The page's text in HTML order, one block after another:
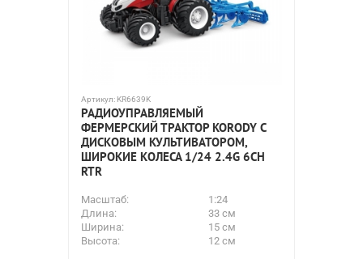
Артикул: KR6639K
РАДИОУПРАВЛЯЕМЫЙ
ФЕРМЕРСКИЙ ТРАКТОР KORODY С
ДИСКОВЫМ КУЛЬТИВАТОРОМ,
ШИРОКИЕ КОЛЕСА 1/24 2.4G 6CH
RTR
Масштаб:
1:24
Длина:
33 см
Ширина:
15 см
Высота:
12 см